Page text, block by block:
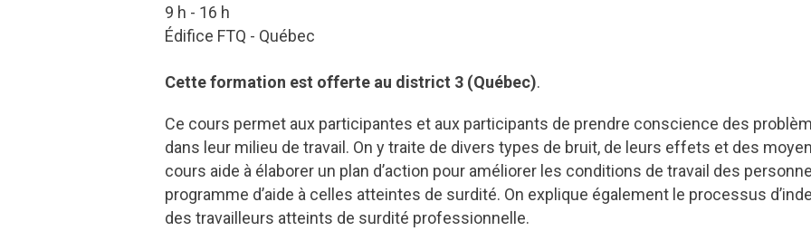
9 h - 16 h
Édifice FTQ - Québec
Cette formation est offerte au district 3 (Québec).
Ce cours permet aux participantes et aux participants de prendre conscience des
dans leur milieu de travail. On y traite de divers types de bruit, de leurs effets et des
cours aide à élaborer un plan d’action pour améliorer les conditions de travail des
programme d’aide à celles atteintes de surdité. On explique également le processus
des travailleurs atteints de surdité professionnelle.